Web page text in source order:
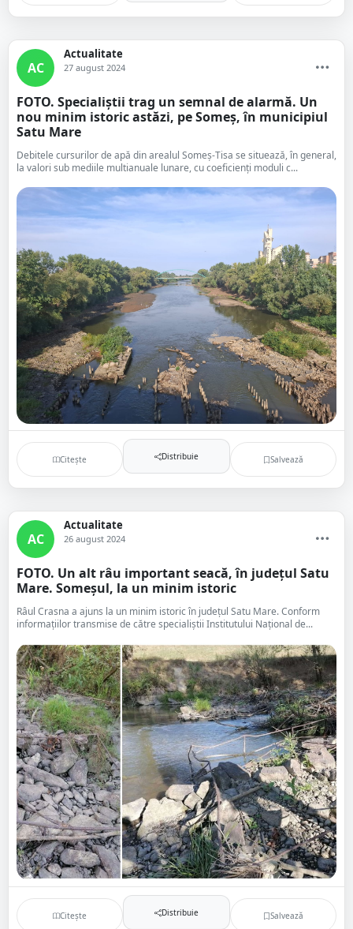
AC
Actualitate
27 august 2024
FOTO. Specialiștii trag un semnal de alarmă. Un
nou minim istoric astăzi, pe Someș, în municipiul
Satu Mare
Debitele cursurilor de apă din arealul Someș-Tisa se situează, în general,
la valori sub mediile multianuale lunare, cu coeficienți moduli c...
Citește Distribuie Salvează
AC
Actualitate
26 august 2024
FOTO. Un alt râu important seacă, în județul Satu
Mare. Someșul, la un minim istoric
Râul Crasna a ajuns la un minim istoric în județul Satu Mare. Conform
informațiilor transmise de către specialiștii Institutului Național de...
Citește Distribuie Salvează